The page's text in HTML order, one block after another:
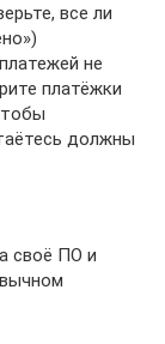
все ли
не
платёжки
должны
своё ПО и